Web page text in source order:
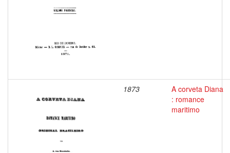
1873
A corveta Diana
: romance
maritimo